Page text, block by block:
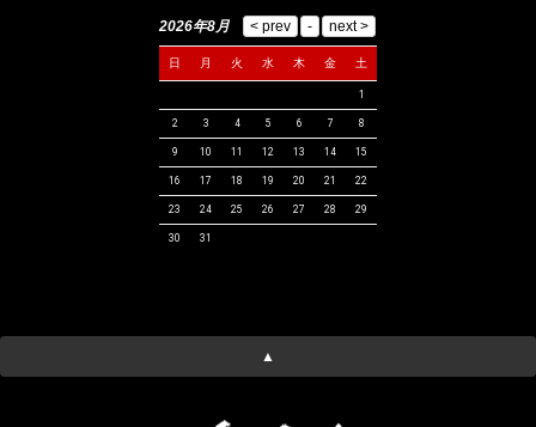
2026年8月
日 月 火 水 木 金 土
1
2 3 4 5 6 7 8
9 10 11 12 13 14 15
16 17 18 19 20 21 22
23 24 25 26 27 28 29
30 31
▲